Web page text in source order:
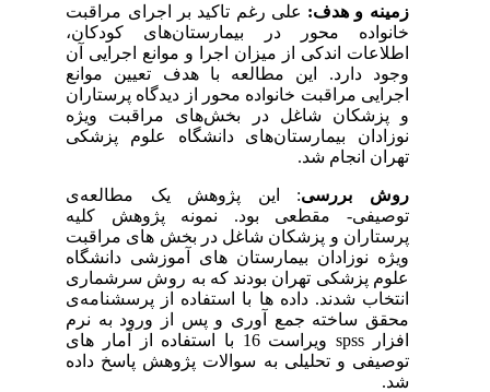
زمینه و هدف:علی رغم تاکید بر اجرای مراقبت
خانواده محور در بیمارستان‌های کودکان،
اطلاعات اندکی از میزان اجرا و موانع اجرایی آن
وجود دارد. این مطالعه با هدف تعیین موانع
اجرایی مراقبت خانواده محور از دیدگاه پرستاران
و پزشکان شاغل در بخش‌های مراقبت ویژه
نوزادان بیمارستان‌های دانشگاه علوم پزشکی
تهران انجام شد.
روش بررسی: این پژوهش یک مطالعه‌ی
توصیفی- مقطعی بود. نمونه پژوهش کلیه
پرستاران و پزشکان شاغل در بخش های مراقبت
ویژه نوزادان بیمارستان های آموزشی دانشگاه
علوم پزشکی تهران بودند که به روش سرشماری
انتخاب شدند. داده ها با استفاده از پرسشنامه‌ی
محقق ساخته جمع آوری و پس از ورود به نرم
افزار spss
ویراست 16 با استفاده از آمار های
توصیفی و تحلیلی به سوالات پژوهش پاسخ داده
شد.